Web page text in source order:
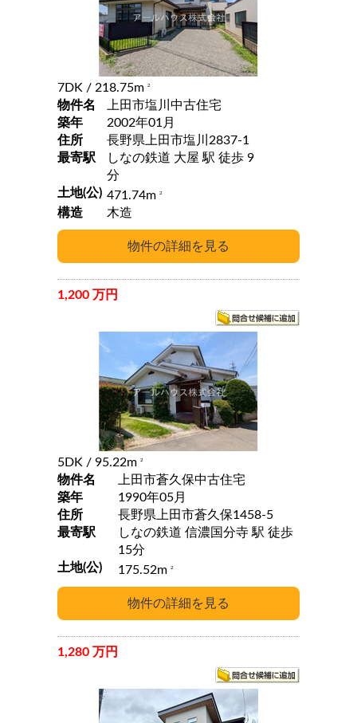
7DK / 218.75m 2
物件名
上田市塩川中古住宅
築年
2002年01月
住所
長野県上田市塩川2837-1
最寄駅
しなの鉄道 大屋 駅 徒歩 9
分
土地(公) 471.74m2
構造 木造
1,200 万円
5DK / 95.22m 2
物件名
上田市蒼久保中古住宅
築年
1990年05月
住所
長野県上田市蒼久保1458-5
最寄駅
しなの鉄道 信濃国分寺 駅 徒歩
15分
土地(公)
175.52m 2
1,280 万円